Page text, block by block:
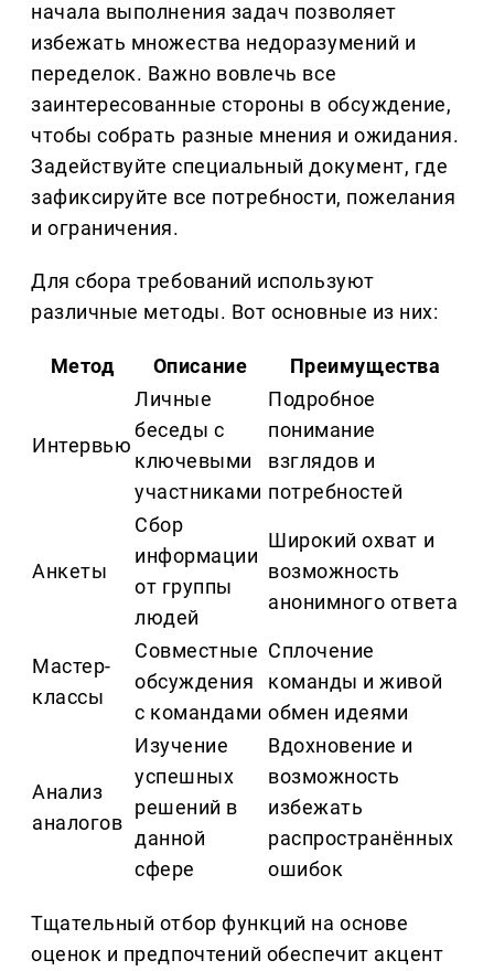
начала выполнения задач позволяет
избежать множества недоразумений и
переделок. Важно вовлечь все
заинтересованные стороны в обсуждение,
чтобы собрать разные мнения и ожидания.
Задействуйте специальный документ, где
зафиксируйте все потребности, пожелания
и ограничения.
Для сбора требований используют
различные методы. Вот основные из них:
Метод Описание Преимущества
Интервью
Личные
беседы с
ключевыми
участниками
Подробное
понимание
взглядов и
потребностей
Анкеты
Сбор
информации
от группы
людей
Широкий охват и
возможность
анонимного ответа
Мастер-
классы
Совместные
обсуждения
с командами
Сплочение
команды и живой
обмен идеями
Анализ
аналогов
Изучение
успешных
решений в
данной
сфере
Вдохновение и
возможность
избежать
распространённых
ошибок
Тщательный отбор функций на основе
оценок и предпочтений обеспечит акцент